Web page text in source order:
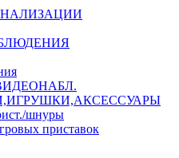
шнуры
приставок